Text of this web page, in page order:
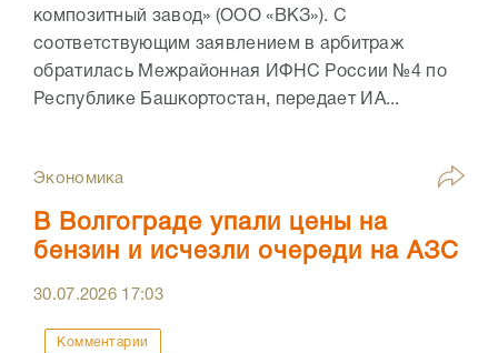
композитный завод» (ООО «ВКЗ»). С
соответствующим заявлением в арбитраж
обратилась Межрайонная ИФНС России №4 по
Республике Башкортостан, передает ИА...
Экономика
В Волгограде упали цены на
бензин и исчезли очереди на АЗС
30.07.2026 17:03
Комментарии